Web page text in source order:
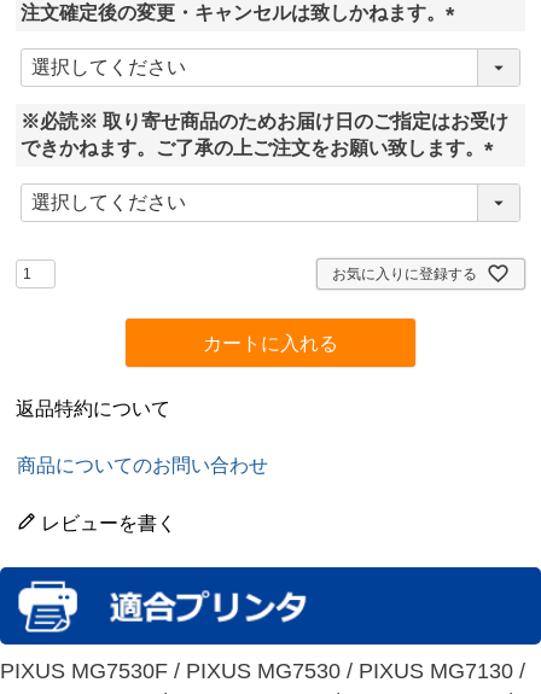
注文確定後の変更・キャンセルは致しかねます。
(
)
※必読※ 取り寄せ商品のためお届け日のご指定はお受け
できかねます。ご了承の上ご注文をお願い致します。
(
必
)
お気に入りに登録する
カートに入れる
返品特約について
商品についてのお問い合わせ
レビューを書く
PIXUS MG7530F / PIXUS MG7530 / PIXUS MG7130 /